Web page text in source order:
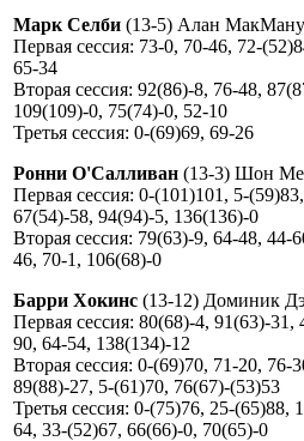
Марк Селби (13-5) Алан
Первая сессия: 73-0, 70-46, 72-
65-34
Вторая сессия: 92(86)-8, 76-48,
109(109)-0, 75(74)-0, 52-10
Третья сессия: 0-(69)69, 69-26
Ронни О'Салливан (13-3) Шон
Первая сессия: 0-(101)101, 5-
67(54)-58, 94(94)-5, 136(136)-0
Вторая сессия: 79(63)-9, 64-48, 44-
46, 70-1, 106(68)-0
Барри Хокинс (13-12) Доминик
Первая сессия: 80(68)-4, 91(63)-
90, 64-54, 138(134)-12
Вторая сессия: 0-(69)70, 71-20, 76-
89(88)-27, 5-(61)70, 76(67)-(53)53
Третья сессия: 0-(75)76, 25-(65)88,
64, 33-(52)67, 66(66)-0, 70(65)-0